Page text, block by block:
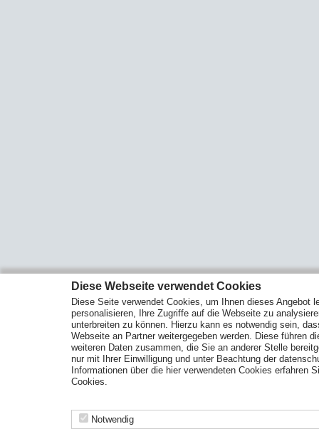
Diese Webseite verwendet Cookies
Diese Seite verwendet Cookies, um Ihnen dieses Angebot
personalisieren, Ihre Zugriffe auf die Webseite zu
unterbreiten zu können. Hierzu kann es notwendig sein,
Webseite an Partner weitergegeben werden. Diese führen
weiteren Daten zusammen, die Sie an anderer Stelle
nur mit Ihrer Einwilligung und unter Beachtung der
Informationen über die hier verwendeten Cookies erfahren
Cookies.
Notwendig